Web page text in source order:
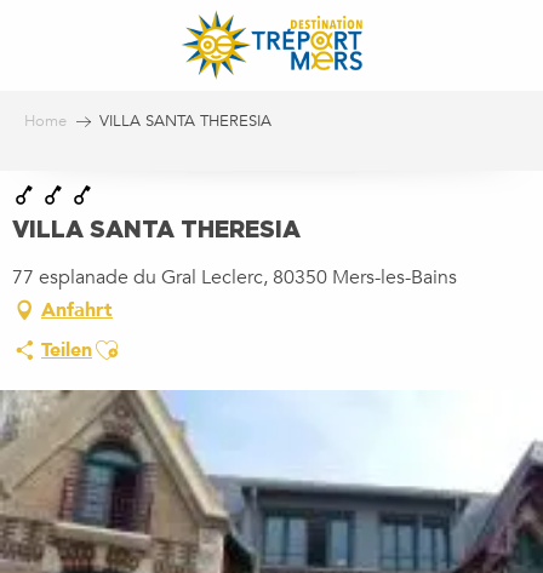
Home VILLA SANTA THERESIA
VILLA SANTA THERESIA
77 esplanade du Gral Leclerc, 80350 Mers-les-Bains
Anfahrt
TeilenAjouter aux favoris